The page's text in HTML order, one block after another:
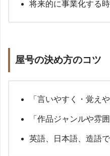
将来的に事業化する
屋号の決め方のコツ
「言いやすく・覚えや
「作品ジャンルや雰
英語、日本語、造語